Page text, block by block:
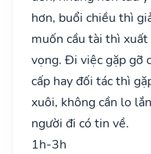
hơn, buổi chiều thì
muốn cầu tài thì
vọng. Đi việc gặp gỡ
cấp hay đối tác thì
xuôi, không cần lo
người đi có tin về.
1h-3h